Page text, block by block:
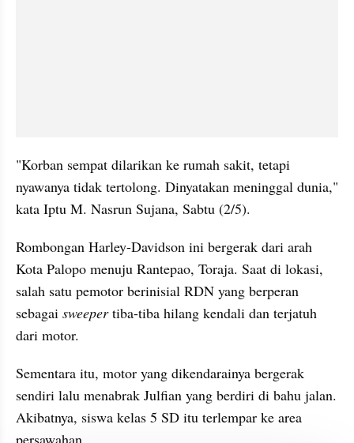
"Korban sempat dilarikan ke rumah sakit, tetapi
nyawanya tidak tertolong. Dinyatakan meninggal dunia,"
kata Iptu M. Nasrun Sujana, Sabtu (2/5).
Rombongan Harley-Davidson ini bergerak dari arah
Kota Palopo menuju Rantepao, Toraja. Saat di lokasi,
salah satu pemotor berinisial RDN yang berperan
sebagai sweeper tiba-tiba hilang kendali dan terjatuh
dari motor.
Sementara itu, motor yang dikendarainya bergerak
sendiri lalu menabrak Julfian yang berdiri di bahu jalan.
Akibatnya, siswa kelas 5 SD itu terlempar ke area
persawahan.